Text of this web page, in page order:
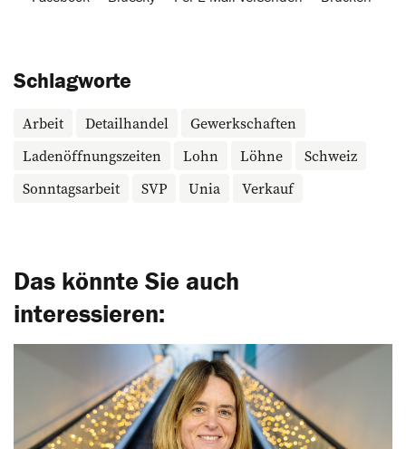
Schlagworte
Arbeit Detailhandel
Gewerkschaften
Ladenöffnungszeiten
Lohn Löhne
Schweiz
Sonntagsarbeit
SVP Unia Verkauf
Das könnte Sie auch
interessieren: